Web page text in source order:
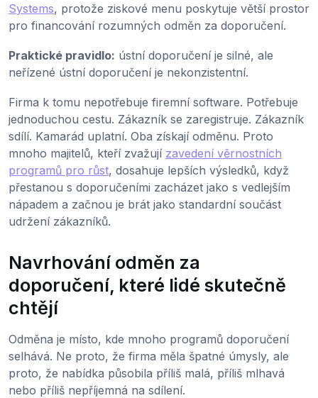
Systems, protože ziskové menu poskytuje větší prostor
pro financování rozumných odměn za doporučení.
Praktické pravidlo: ústní doporučení je silné, ale
neřízené ústní doporučení je nekonzistentní.
Firma k tomu nepotřebuje firemní software. Potřebuje
jednoduchou cestu. Zákazník se zaregistruje. Zákazník
sdílí. Kamarád uplatní. Oba získají odměnu. Proto
mnoho majitelů, kteří zvažují zavedení věrnostních
programů pro růst, dosahuje lepších výsledků, když
přestanou s doporučeními zacházet jako s vedlejším
nápadem a začnou je brát jako standardní součást
udržení zákazníků.
Navrhování odměn za
doporučení, které lidé skutečně
chtějí
Odměna je místo, kde mnoho programů doporučení
selhává. Ne proto, že firma měla špatné úmysly, ale
proto, že nabídka působila příliš malá, příliš mlhavá
nebo příliš nepříjemná na sdílení.